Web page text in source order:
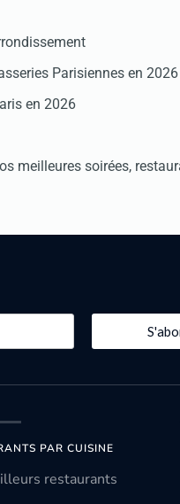
Parisiennes en 2026
en 2026
meilleures soirées,
PAR CUISINE
restaurants